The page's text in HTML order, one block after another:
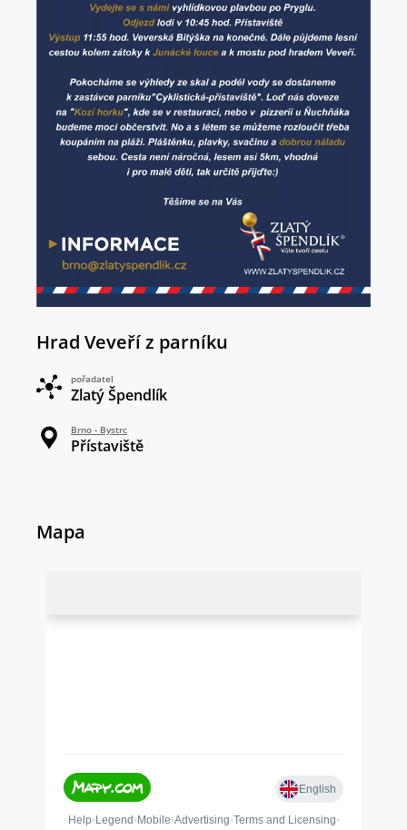
Hrad Veveří z parníku
pořadatel
Zlatý Špendlík
Brno - Bystrc
Přístaviště
Mapa